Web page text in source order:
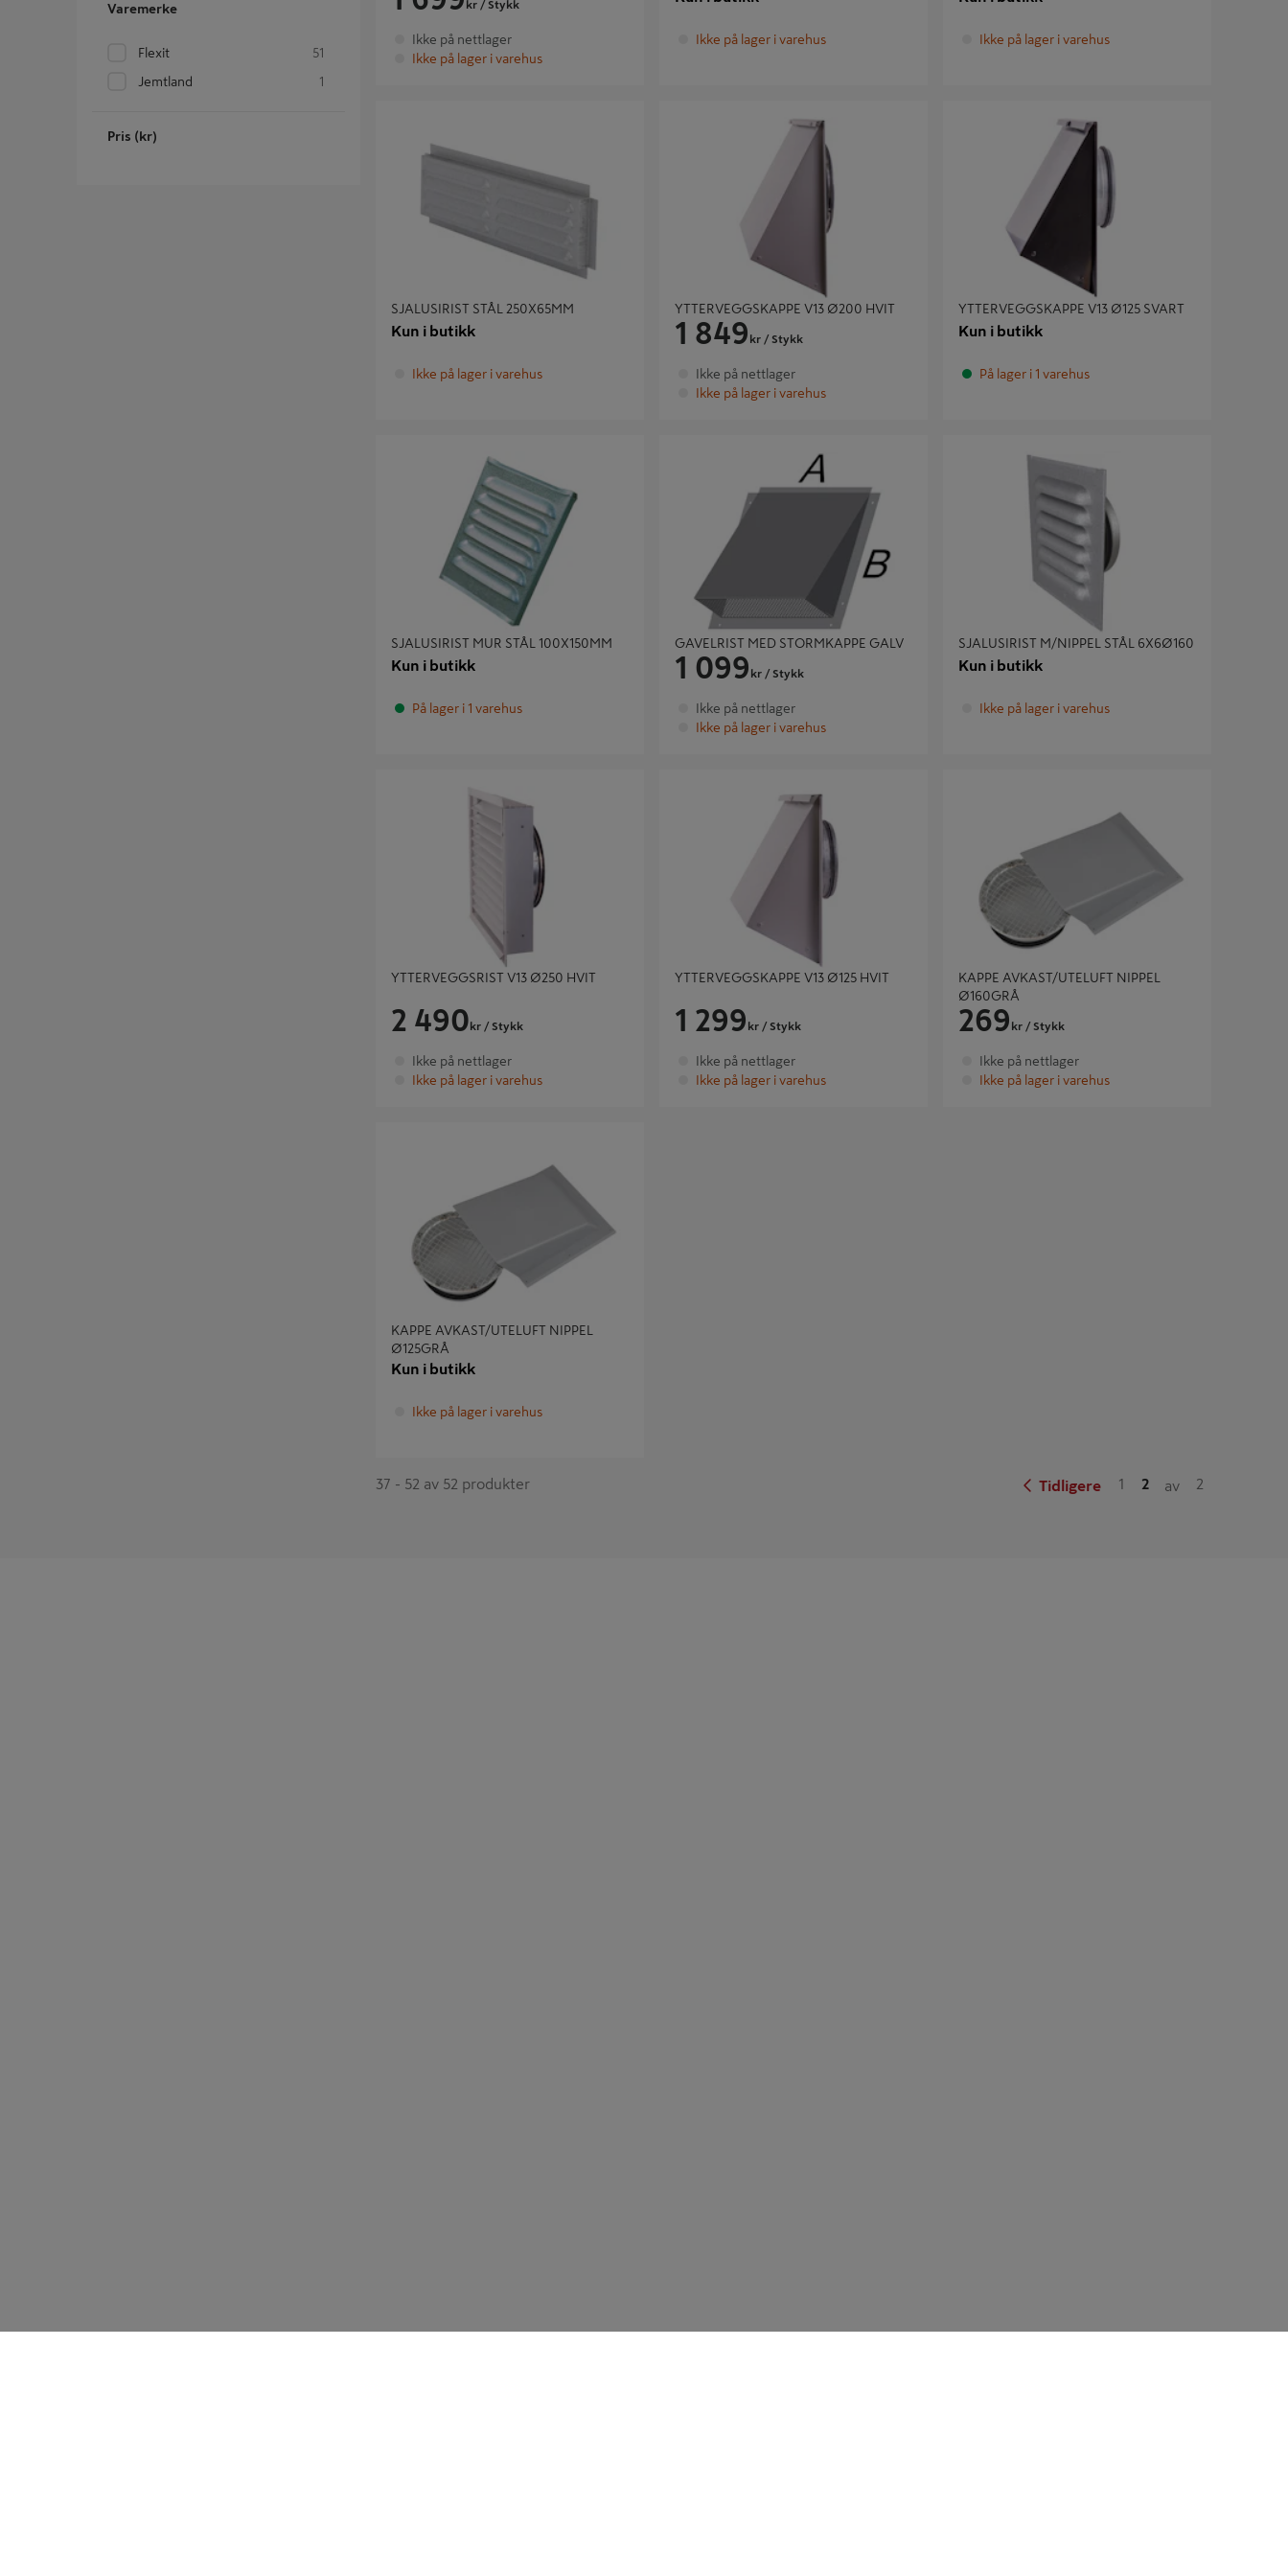
Varemerke
Flexit 51
Jemtland 1
Pris (kr)
kr / Stykk
Ikke på nettlager
Ikke på lager i varehus
Ikke på lager i varehus Ikke på lager i varehus
SJALUSIRIST STÅL 250X65MM
Kun i butikk
Ikke på lager i varehus
YTTERVEGGSKAPPE V13 Ø200 HVIT
1 849 kr / Stykk
Ikke på nettlager
Ikke på lager i varehus
YTTERVEGGSKAPPE V13 Ø125 SVART
Kun i butikk
På lager i 1 varehus
SJALUSIRIST MUR STÅL 100X150MM
Kun i butikk
På lager i 1 varehus
GAVELRIST MED STORMKAPPE GALV
1 099 kr / Stykk
Ikke på nettlager
Ikke på lager i varehus
SJALUSIRIST M/NIPPEL STÅL 6X6Ø160
Kun i butikk
Ikke på lager i varehus
YTTERVEGGSRIST V13 Ø250 HVIT
2 490 kr / Stykk
Ikke på nettlager
Ikke på lager i varehus
YTTERVEGGSKAPPE V13 Ø125 HVIT
1 299 kr / Stykk
Ikke på nettlager
Ikke på lager i varehus
KAPPE AVKAST/UTELUFT NIPPEL
Ø160GRÅ
269 kr / Stykk
Ikke på nettlager
Ikke på lager i varehus
KAPPE AVKAST/UTELUFT NIPPEL
Ø125GRÅ
Kun i butikk
Ikke på lager i varehus
37 - 52 av 52 produkter Tidligere 1 2 av 2